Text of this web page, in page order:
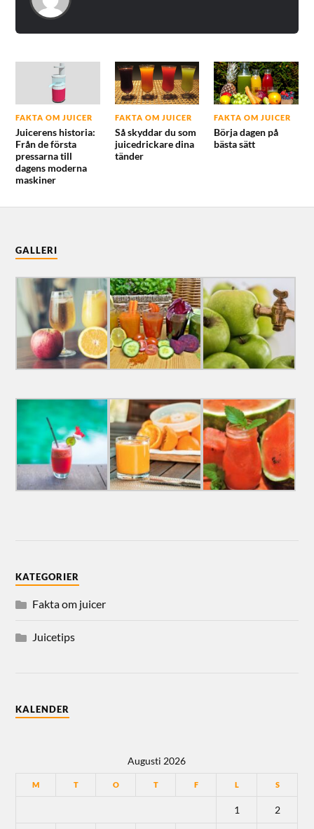
FAKTA OM JUICER
Juicerens historia:
Från de första
pressarna till
dagens moderna
maskiner
FAKTA OM JUICER
Så skyddar du som
juicedrickare dina
tänder
FAKTA OM JUICER
Börja dagen på
bästa sätt
GALLERI
KATEGORIER
Fakta om juicer
Juicetips
KALENDER
Augusti 2026
M T O T F L S
1 2